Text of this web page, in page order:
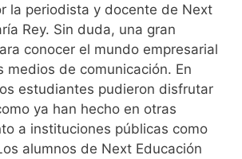
la periodista y docente de Next
Rey. Sin duda, una gran
conocer el mundo empresarial
medios de comunicación. En
estudiantes pudieron disfrutar
ya han hecho en otras
a instituciones públicas como
alumnos de Next Educación